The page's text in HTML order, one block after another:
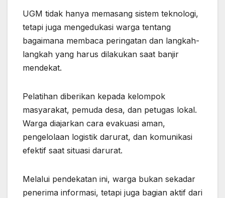
UGM tidak hanya memasang sistem teknologi,
tetapi juga mengedukasi warga tentang
bagaimana membaca peringatan dan langkah-
langkah yang harus dilakukan saat banjir
mendekat.
Pelatihan diberikan kepada kelompok
masyarakat, pemuda desa, dan petugas lokal.
Warga diajarkan cara evakuasi aman,
pengelolaan logistik darurat, dan komunikasi
efektif saat situasi darurat.
Melalui pendekatan ini, warga bukan sekadar
penerima informasi, tetapi juga bagian aktif dari